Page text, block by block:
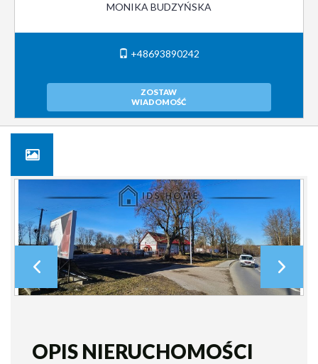
MONIKA BUDZYŃSKA
+48693890242
ZOSTAW
WIADOMOŚĆ
OPIS NIERUCHOMOŚCI